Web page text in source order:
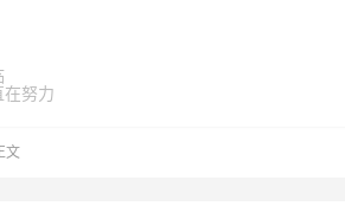
在努力
文